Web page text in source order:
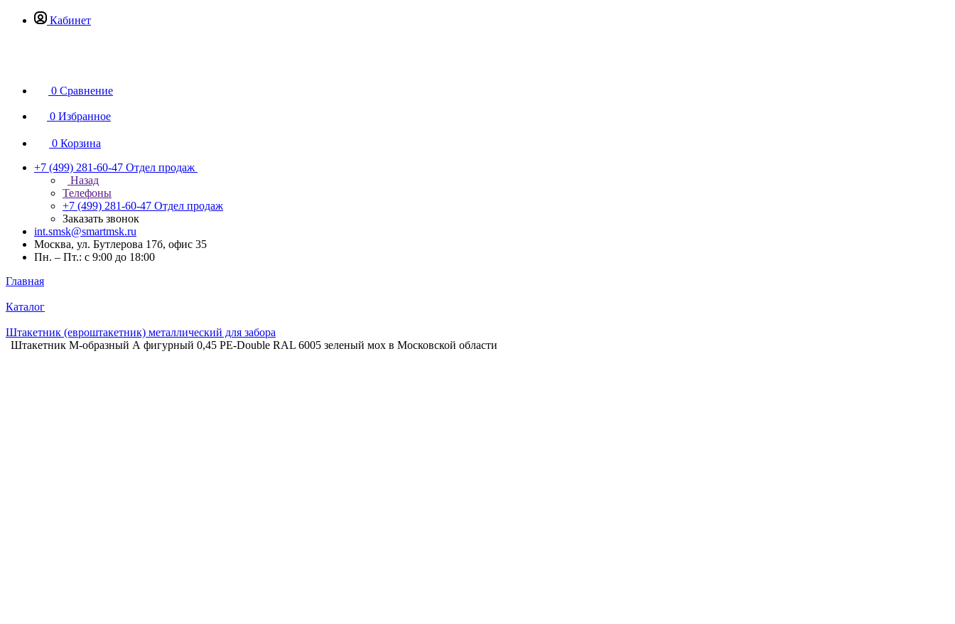
Кабинет
0 Сравнение
0 Избранное
0 Корзина
+7 (499) 281-60-47 Отдел продаж
Назад
Телефоны
+7 (499) 281-60-47 Отдел продаж
Заказать звонок
int.smsk@smartmsk.ru
Москва, ул. Бутлерова 17б, офис 35
Пн. – Пт.: с 9:00 до 18:00
Главная
Каталог
Штакетник (евроштакетник) металлический для забора
Штакетник М-образный А фигурный 0,45 PE-Double RAL 6005 зеленый мох в Московской области